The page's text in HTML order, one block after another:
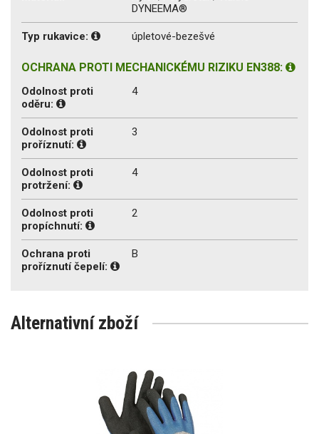
DYNEEMA®
Typ rukavice: úpletové-bezešvé
OCHRANA PROTI MECHANICKÉMU RIZIKU EN388:
Odolnost proti
oděru:
4
Odolnost proti
proříznutí:
3
Odolnost proti
protržení:
4
Odolnost proti
propíchnutí:
2
Ochrana proti
proříznutí čepelí:
B
Alternativní zboží